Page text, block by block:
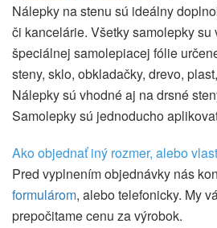
Nálepky na stenu sú ideálny
či kancelárie. Všetky samolepky su
špeciálnej samolepiacej fólie
steny, sklo, obkladačky, drevo,
Nálepky sú vhodné aj na drsné
Samolepky sú jednoducho
Ako objednať iný rozmer, alebo
Pred vyplnením objednávky nás
formulárom, alebo telefonicky. My
prepočitame cenu za výrobok.